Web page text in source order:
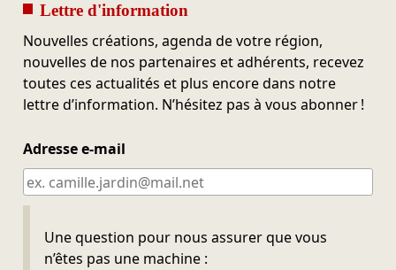
Lettre d'information
Nouvelles créations, agenda de votre région,
nouvelles de nos partenaires et adhérents, recevez
toutes ces actualités et plus encore dans notre
lettre d’information. N’hésitez pas à vous abonner !
Adresse e-mail
Une question pour nous assurer que vous
n’êtes pas une machine :
Ne pas remplir